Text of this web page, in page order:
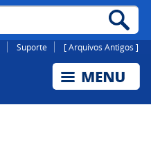
Suporte [ Arquivos Antigos ]